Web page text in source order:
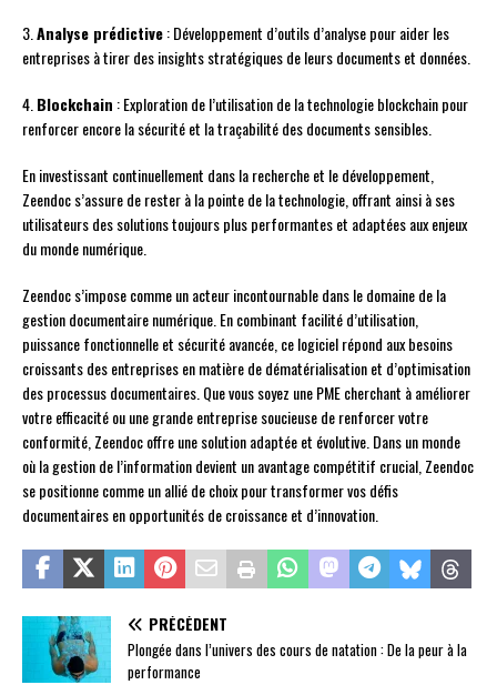
3.Analyse prédictive: Développement d’outils d’analyse pour aider les
entreprises à tirer des insights stratégiques de leurs documents et données.
4.Blockchain : Exploration de l’utilisation de la technologie blockchain pour
renforcer encore la sécurité et la traçabilité des documents sensibles.
En investissant continuellement dans la recherche et le développement,
Zeendoc s’assure de rester à la pointe de la technologie, offrant ainsi à ses
utilisateurs des solutions toujours plus performantes et adaptées aux enjeux
du monde numérique.
Zeendoc s’impose comme un acteur incontournable dans le domaine de la
gestion documentaire numérique. En combinant facilité d’utilisation,
puissance fonctionnelle et sécurité avancée, ce logiciel répond aux besoins
croissants des entreprises en matière de dématérialisation et d’optimisation
des processus documentaires. Que vous soyez une PME cherchant à améliorer
votre efficacité ou une grande entreprise soucieuse de renforcer votre
conformité, Zeendoc offre une solution adaptée et évolutive. Dans un monde
où la gestion de l’information devient un avantage compétitif crucial, Zeendoc
se positionne comme un allié de choix pour transformer vos défis
documentaires en opportunités de croissance et d’innovation.
PRÉCÉDENT
Plongée dans l’univers des cours de natation : De la peur à la
performance